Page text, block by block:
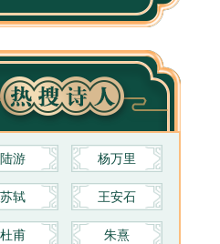
致，内容多写闺情。其词更
唐诸人之上，为“花间派”首
，被尊为“花间派”之鼻祖，
发展影响很大。在词史上，
齐名，并称“温韦”。文笔与
、段成式齐名，三人都排行
故合称“三十六体”。其诗今
多首，有清顾嗣立重为校注
飞卿集笺注》。其词今存七
陆游 杨万里
苏轼 王安石
杜甫 朱熹